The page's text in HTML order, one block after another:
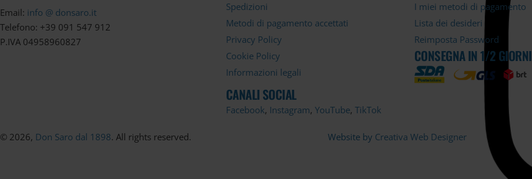
Email: info @ donsaro.it
Telefono: +39 091 547 912
P.IVA 04958960827
Spedizioni
Metodi di pagamento accettati
Privacy Policy
Cookie Policy
Informazioni legali
CANALI SOCIAL
Facebook, Instagram, YouTube, TikTok
I miei metodi di pagamento
Lista dei desideri
Reimposta Password
CONSEGNA IN 1/2 GIORNI
© 2026, Don Saro dal 1898. All rights reserved. Website by Creativa Web Designer